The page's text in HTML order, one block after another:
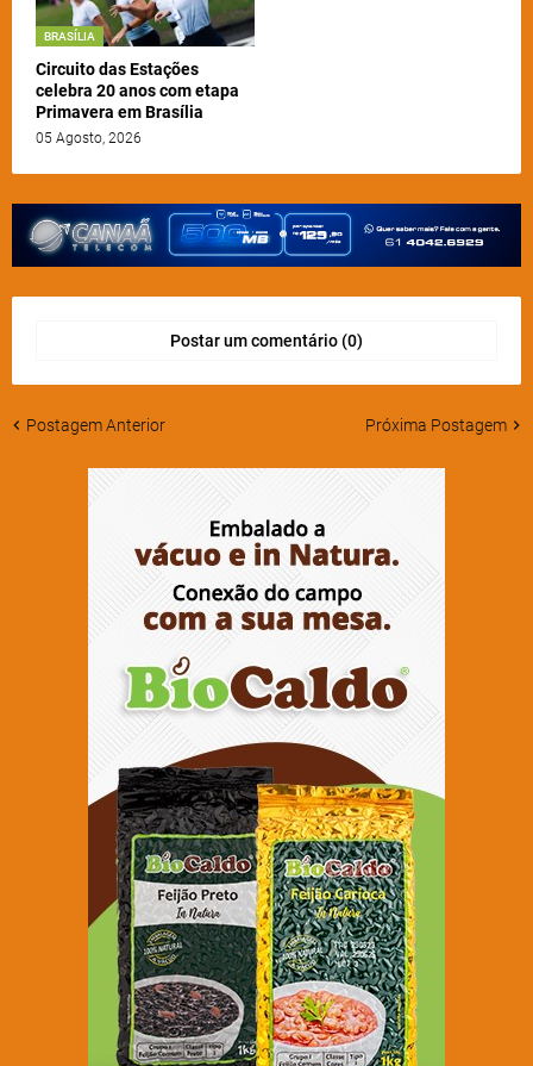
BRASÍLIA
Circuito das Estações
celebra 20 anos com etapa
Primavera em Brasília
05 Agosto, 2026
Postar um comentário (0)
Postagem Anterior Próxima Postagem